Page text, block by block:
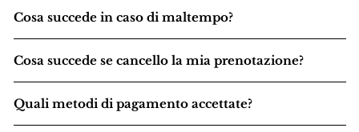
Cosa succede in caso di maltempo?
Cosa succede se cancello la mia prenotazione?
Quali metodi di pagamento accettate?